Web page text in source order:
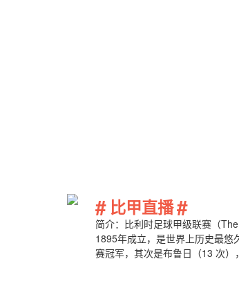
# 比甲直播#
简介：比利时足球甲级联赛（
1895年成立，是世界上历史最
赛冠军，其次是布鲁日（13 次